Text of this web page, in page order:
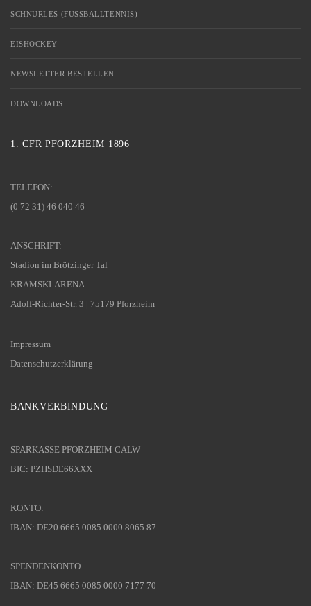
SCHNÜRLES (FUSSBALLTENNIS)
EISHOCKEY
NEWSLETTER BESTELLEN
DOWNLOADS
1. CFR PFORZHEIM 1896
TELEFON:
(0 72 31) 46 040 46
ANSCHRIFT:
Stadion im Brötzinger Tal
KRAMSKI-ARENA
Adolf-Richter-Str. 3 | 75179 Pforzheim
Impressum
Datenschutzerklärung
BANKVERBINDUNG
SPARKASSE PFORZHEIM CALW
BIC: PZHSDE66XXX
KONTO:
IBAN: DE20 6665 0085 0000 8065 87
SPENDENKONTO
IBAN: DE45 6665 0085 0000 7177 70